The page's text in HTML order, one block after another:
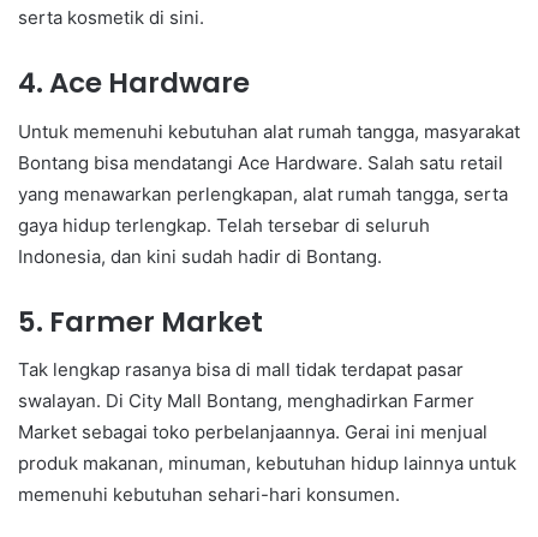
serta kosmetik di sini.
4. Ace Hardware
Untuk memenuhi kebutuhan alat rumah tangga, masyarakat
Bontang bisa mendatangi Ace Hardware. Salah satu retail
yang menawarkan perlengkapan, alat rumah tangga, serta
gaya hidup terlengkap. Telah tersebar di seluruh
Indonesia, dan kini sudah hadir di Bontang.
5. Farmer Market
Tak lengkap rasanya bisa di mall tidak terdapat pasar
swalayan. Di City Mall Bontang, menghadirkan Farmer
Market sebagai toko perbelanjaannya. Gerai ini menjual
produk makanan, minuman, kebutuhan hidup lainnya untuk
memenuhi kebutuhan sehari-hari konsumen.